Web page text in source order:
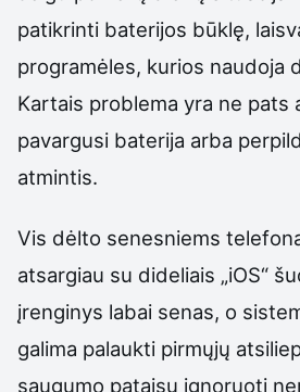
patikrinti baterijos būklę,
programėles, kurios naudoja
Kartais problema yra ne pats
pavargusi baterija arba
atmintis.
Vis dėlto senesniems
atsargiau su dideliais „iOS“
įrenginys labai senas, o
galima palaukti pirmųjų
saugumo pataisų ignoruoti